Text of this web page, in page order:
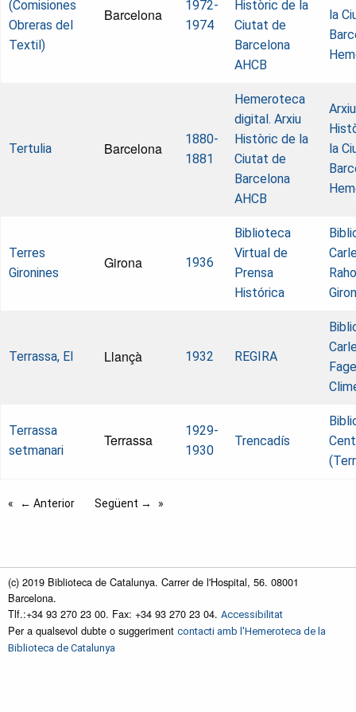
(Comisiones
Obreras del
Textil)
Barcelona
1972-
1974
Històric de la
Ciutat de
Barcelona
AHCB
la
Tertulia Barcelona
1880-
1881
Hemeroteca
digital. Arxiu
Històric de la
Ciutat de
Barcelona
AHCB
Arxiu
la
Terres
Gironines
Girona 1936
Biblioteca
Virtual de
Prensa
Histórica
Terrassa, El Llançà 1932 REGIRA
Terrassa
setmanari
Terrassa
1929-
1930
Trencadís
← Anterior Següent →
(c) 2019 Biblioteca de Catalunya. Carrer de l'Hospital, 56. 08001
Barcelona.
Tlf.:+34 93 270 23 00. Fax: +34 93 270 23 04. Accessibilitat
Per a qualsevol dubte o suggeriment contacti amb l'Hemeroteca de la
Biblioteca de Catalunya